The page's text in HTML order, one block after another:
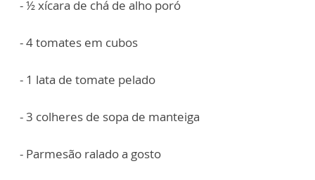
- ½ xícara de chá de alho poró
- 4 tomates em cubos
- 1 lata de tomate pelado
- 3 colheres de sopa de manteiga
- Parmesão ralado a gosto